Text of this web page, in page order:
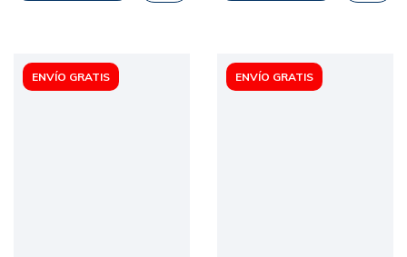
ENVÍO GRATIS ENVÍO GRATIS